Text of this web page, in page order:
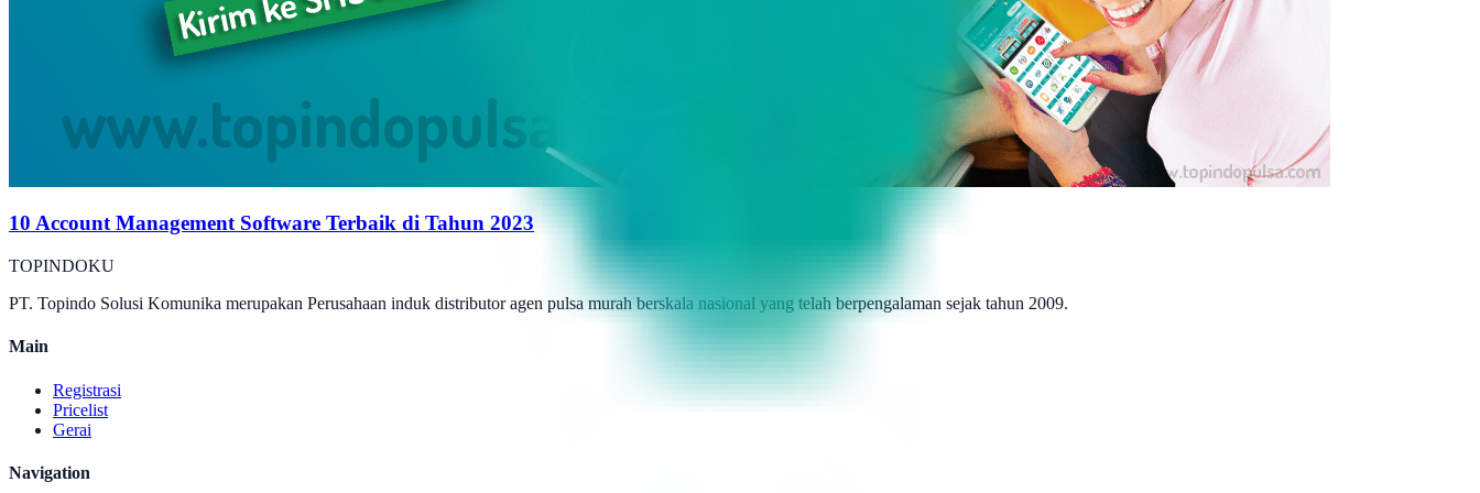
10 Account Management Software Terbaik di Tahun 2023
TOPINDOKU
PT. Topindo Solusi Komunika merupakan Perusahaan induk distributor agen pulsa murah berskala nasional yang telah berpengalaman sejak tahun 2009.
Main
Registrasi
Pricelist
Gerai
Navigation